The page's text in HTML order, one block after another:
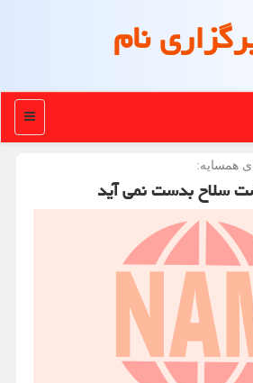
نام
منو
همسایه:
سلاح بدست نمی آید